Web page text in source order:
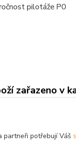
pilotáže P0
zařazeno v
partneři potřebují Váš